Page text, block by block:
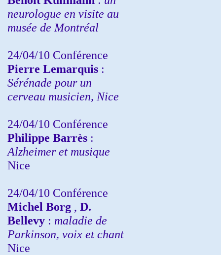
neurologue en visite au
musée de Montréal
24/04/10 Conférence
Pierre Lemarquis :
Sérénade pour un
cerveau musicien, Nice
24/04/10 Conférence
Philippe Barrès :
Alzheimer et musique
Nice
24/04/10 Conférence
Michel Borg , D.
Bellevy : maladie de
Parkinson, voix et chant
Nice